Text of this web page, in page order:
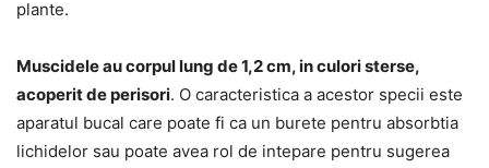
plante.
Muscidele au corpul lung de 1,2 cm, in culori sterse,
acoperit de perisori. O caracteristica a acestor specii este
aparatul bucal care poate fi ca un burete pentru absorbtia
lichidelor sau poate avea rol de intepare pentru sugerea